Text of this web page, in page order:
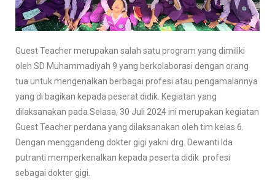
Guest Teacher merupakan salah satu program yang dimiliki
oleh SD Muhammadiyah 9 yang berkolaborasi dengan orang
tua untuk mengenalkan berbagai profesi atau pengamalannya
yang di bagikan kepada peserat didik. Kegiatan yang
dilaksanakan pada Selasa, 30 Juli 2024 ini merupakan kegiatan
Guest Teacher perdana yang dilaksanakan oleh tim kelas 6.
Dengan menggandeng dokter gigi yakni drg. Dewanti Ida
putranti memperkenalkan kepada peserta didik profesi
sebagai dokter gigi.